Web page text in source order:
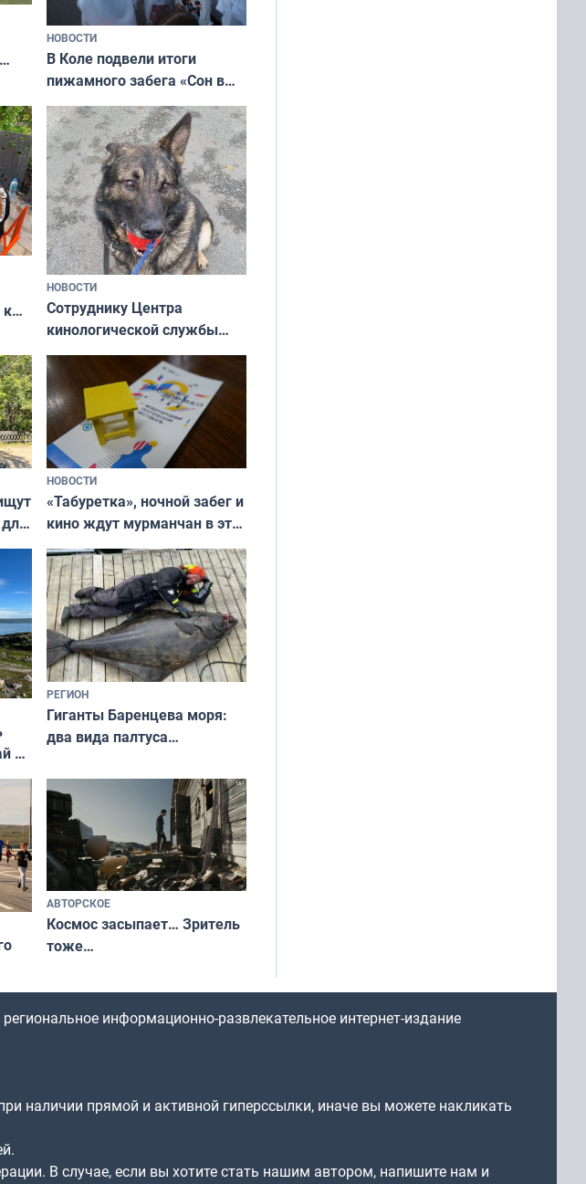
НОВОСТИ
В Коле подвели итоги
пижамного забега «Сон в
Олимпийскую ночь»
к
НОВОСТИ
Сотруднику Центра
кинологической службы
ищут новый дом
НОВОСТИ
«Табуретка», ночной забег и
кино ждут мурманчан в эти
выходные
у
РЕГИОН
Гиганты Баренцева моря:
два вида палтуса
АВТОРСКОЕ
Космос засыпает… Зритель
тоже…
информационно-развлекательное интернет-издание
наличии прямой и активной гиперссылки, иначе вы можете накликать
В случае, если вы хотите стать нашим автором, напишите нам и